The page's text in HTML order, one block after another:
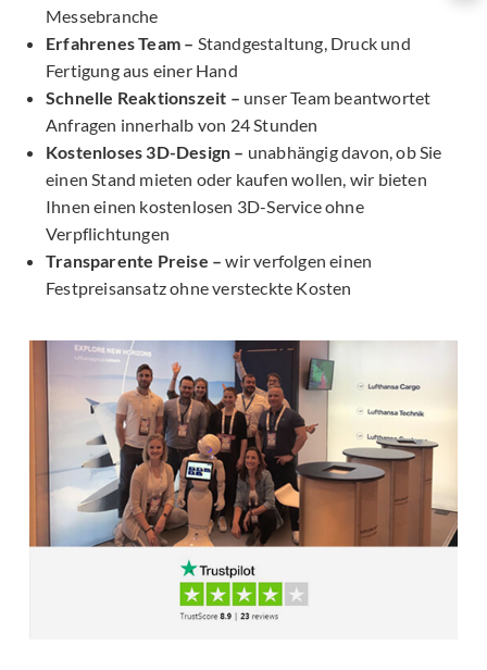
Messebranche
Erfahrenes Team – Standgestaltung, Druck und
Fertigung aus einer Hand
Schnelle Reaktionszeit – unser Team beantwortet
Anfragen innerhalb von 24 Stunden
Kostenloses 3D-Design – unabhängig davon, ob Sie
einen Stand mieten oder kaufen wollen, wir bieten
Ihnen einen kostenlosen 3D-Service ohne
Verpflichtungen
Transparente Preise – wir verfolgen einen
Festpreisansatz ohne versteckte Kosten